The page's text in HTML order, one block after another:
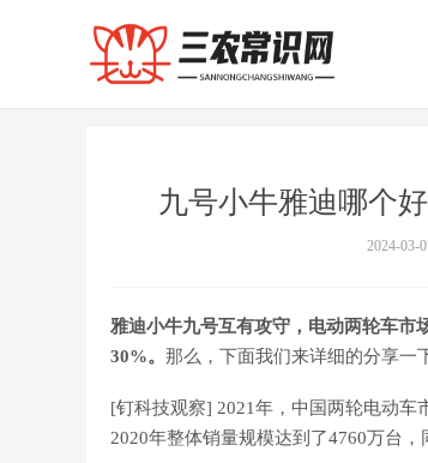
九号小牛雅迪哪个
2024-03-
雅迪小牛九号互有攻守，电动两轮车市
30%。 那么，下面我们来详细的分享一
[钉科技观察] 2021年，中国两轮电动车
2020年整体销量规模达到了4760万台，